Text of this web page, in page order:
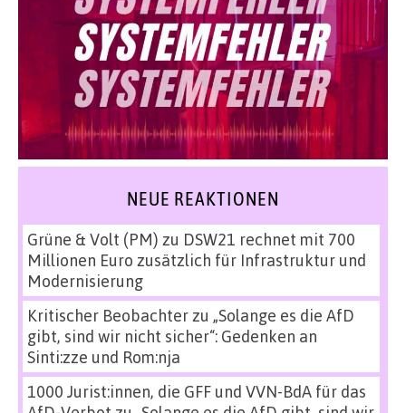
NEUE REAKTIONEN
Grüne & Volt (PM) zu DSW21 rechnet mit 700
Millionen Euro zusätzlich für Infrastruktur und
Modernisierung
Kritischer Beobachterzu „Solange es die AfD
gibt, sind wir nicht sicher“: Gedenken an
Sinti:zze und Rom:nja
1000 Jurist:innen, die GFF und VVN-BdA für das